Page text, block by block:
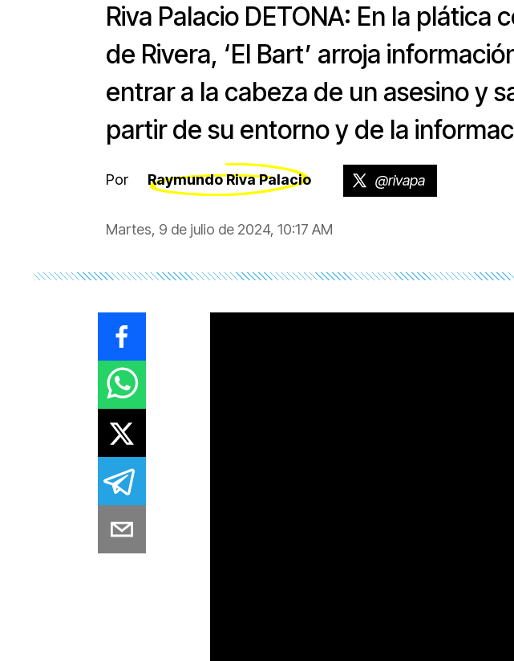
Riva Palacio DETONA: En la plática
de Rivera, ‘El Bart’ arroja
entrar a la cabeza de un asesino y
partir de su entorno y de la
Por Raymundo Riva Palacio @rivapa
Martes, 9 de julio de 2024, 10:17 AM